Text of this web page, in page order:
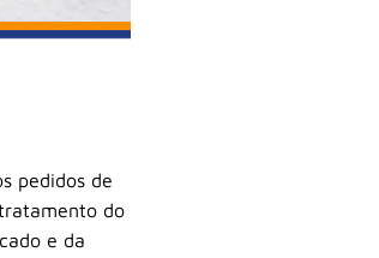
pedidos de
do
e da